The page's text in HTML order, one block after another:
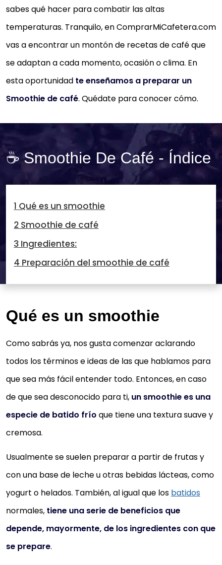
sabes qué hacer para combatir las altas
temperaturas. Tranquilo, en ComprarMiCafetera.com
vas a encontrar un montón de recetas de café que
se adaptan a cada momento, ocasión o clima. En
esta oportunidad te enseñamos a preparar un
Smoothie de café. Quédate para conocer cómo.
☕ Smoothie De Café - Índice
1 Qué es un smoothie
2 Smoothie de café
3 Ingredientes:
4 Preparación del smoothie de café
Qué es un smoothie
Como sabrás ya, nos gusta comenzar aclarando
todos los términos e ideas de las que hablamos para
que sea más fácil entender todo. Entonces, en caso
de que sea desconocido para ti, un smoothie es una
especie de batido frío que tiene una textura suave y
cremosa.
Usualmente se suelen preparar a partir de frutas y
con una base de leche u otras bebidas lácteas, como
yogurt o helados. También, al igual que los batidos
normales, tiene una serie de beneficios que
depende, mayormente, de los ingredientes con que
se prepare.